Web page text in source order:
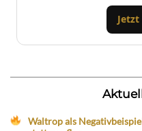
Waltrop als